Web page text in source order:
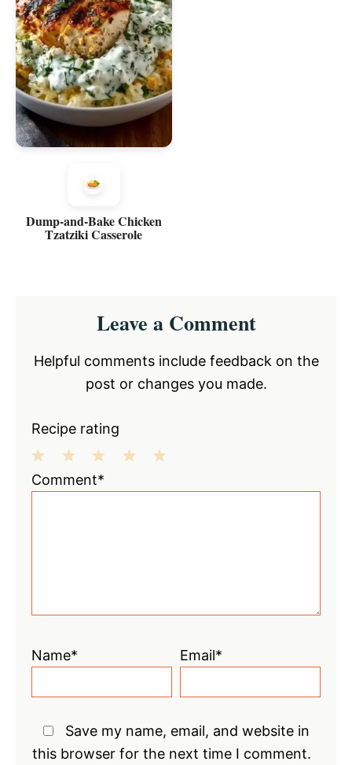
Dump-and-Bake Chicken
Tzatziki Casserole
InteractionsLeave a Comment
Helpful comments include feedback on the
post or changes you made.
Recipe rating
3
2
1
Comment*
Name* Email*
Save my name, email, and website in
this browser for the next time I comment.